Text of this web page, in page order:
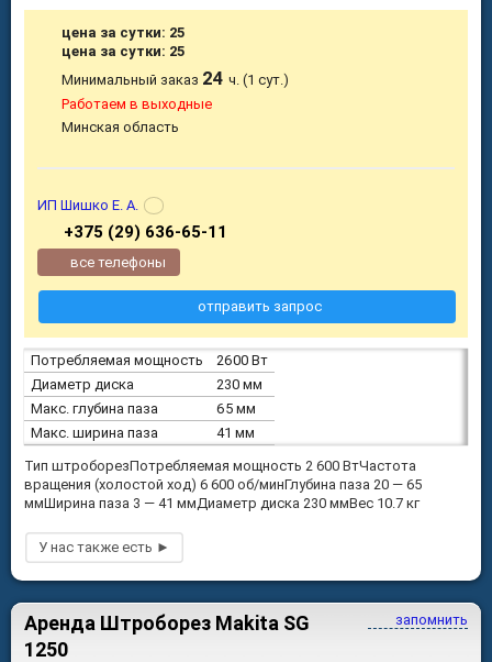
Потребляемая мощность
2600 Вт
Диаметр диска
230 мм
Макс. глубина паза
65 мм
Макс. ширина паза
41 мм
Тип штроборезПотребляемая мощность 2 600 ВтЧастота
вращения (холостой ход) 6 600 об/минГлубина паза 20 — 65
ммШирина паза 3 — 41 ммДиаметр диска 230 ммВес 10.7 кг
цена за сутки: 25
цена за сутки: 25
Минимальный заказ 24ч. (1 сут.)
Работаем в выходные
Минская область
ИП Шишко Е. А.
+375 (29) 636-65-11
все телефоны
отправить запрос
запомнить
Аренда Штроборез Makita SG
1250